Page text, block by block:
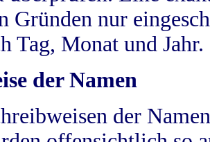
Gründen nur
Tag, Monat und Jahr.
der Namen
der